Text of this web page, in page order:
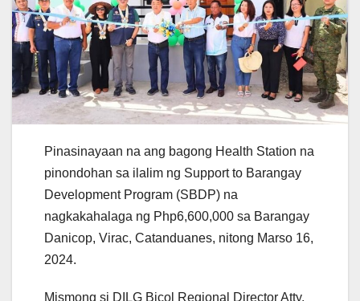
Pinasinayaan na ang bagong Health Station na
pinondohan sa ilalim ng Support to Barangay
Development Program (SBDP) na
nagkakahalaga ng Php6,600,000 sa Barangay
Danicop, Virac, Catanduanes, nitong Marso 16,
2024.
Mismong si DILG Bicol Regional Director Atty.